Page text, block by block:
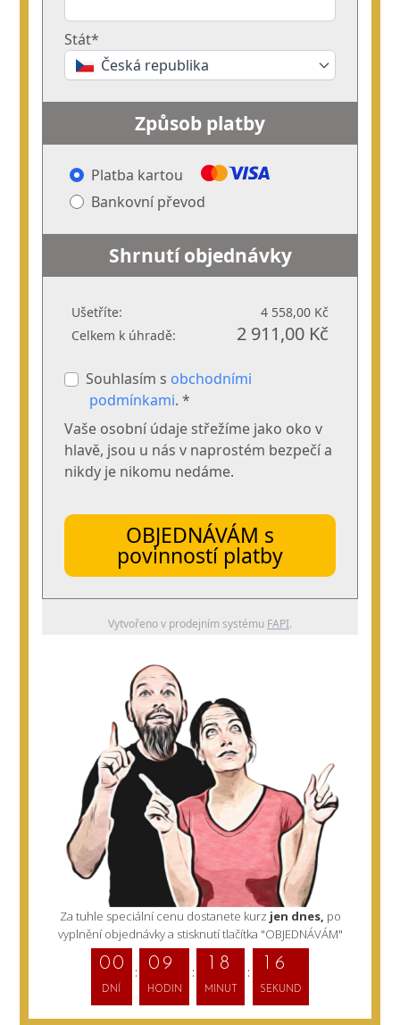
Stát*
Česká republika
Způsob platby
Platba kartou
Bankovní převod
Shrnutí objednávky
Ušetříte:
4 558,00 Kč
Celkem k úhradě:
2 911,00 Kč
Souhlasím s obchodními
podmínkami. *
Vaše osobní údaje střežíme jako oko v
hlavě, jsou u nás v naprostém bezpečí a
nikdy je nikomu nedáme.
OBJEDNÁVÁM s
povinností platby
Vytvořeno v prodejním systému FAPI.
Za tuhle speciální cenu dostanete kurz jen dnes, po
vyplnění objednávky a stisknutí tlačítka "OBJEDNÁVÁM"
00
DNÍ
0 9
HODIN
8
MINUT
5
SEKUND